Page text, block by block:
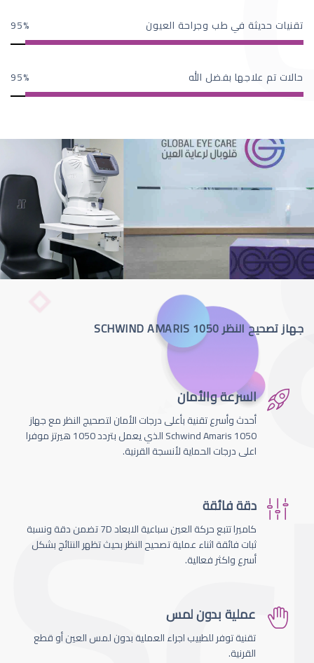
تقنيات حديثة في طب وجراحة العيون 95
حالات تم علاجها بفضل الله 95
جهاز تصحيح النظر SCHWIND AMARIS 1050
السرعة والأمان
أحدث وأسرع تقنية بأعلى درجات الأمان لتصحيج النظر مع جهاز
Schwind Amaris 1050 الذي يعمل بتردد 1050 هيرتز موفرا
اعلى درجات الحماية لأنسجة القرنية.
دقة فائقة
كاميرا تتبع حركة العين سباعية الابعاد 7D تضمن دقة ونسبة
ثبات فائقة اثناء عملية تصحيح النظر بحيث تظهر النتائج بشكل
أسرع واكثر فعالية.
عملية بدون لمس
تقنية توفر للطبيب اجراء العملية بدون لمس العين أو قطع
القرنية.